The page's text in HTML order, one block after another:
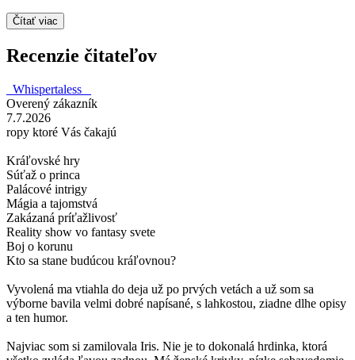
Čítať viac
Recenzie čitateľov
_Whispertaless _
Overený zákazník
7.7.2026
ropy ktoré Vás čakajú
Kráľovské hry
Súťaž o princa
Palácové intrigy
Mágia a tajomstvá
Zakázaná príťažlivosť
Reality show vo fantasy svete
Boj o korunu
Kto sa stane budúcou kráľovnou?
Vyvolená ma vtiahla do deja už po prvých vetách a už som sa
výborne bavila velmi dobré napísané, s lahkostou, ziadne dlhe opisy
a ten humor.
Najviac som si zamilovala Iris. Nie je to dokonalá hrdinka, ktorá